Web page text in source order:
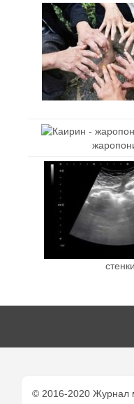
© 2016-2020 Журнал